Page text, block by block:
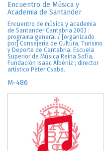
Encuentro de Música y
Academia de Santander
Encuentro de música y academia
de Santander Cantabria 2003 :
programa general / [organizado
por] Consejería de Cultura, Turismo
y Deporte de Cantabria, Escuela
Superior de Música Reina Sofía,
Fundación Isaac Albéniz ; director
artístico Péter Csaba.
M-486